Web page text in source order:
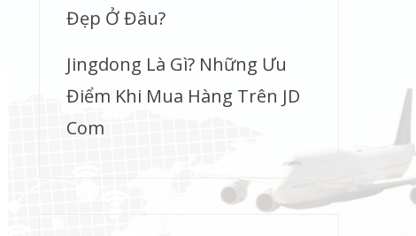
Đẹp Ở Đâu?
Jingdong Là Gì? Những Ưu
Điểm Khi Mua Hàng Trên JD
Com